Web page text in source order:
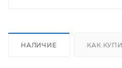
НАЛИЧИЕ КАК